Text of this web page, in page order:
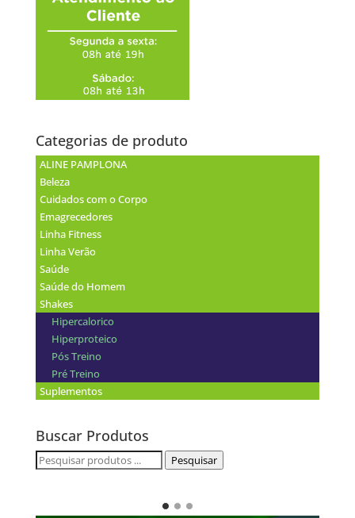
Categorias de produto
ALINE PAMPLONA
Beleza
Cuidados com o Corpo
Emagrecedores
Linha Fitness
Linha Verão
Saúde
Saúde do Homem
Shakes
Hipercalorico
Hiperproteico
Pós Treino
Pré Treino
Suplementos
Buscar Produtos
Pesquisar
Pesquisar